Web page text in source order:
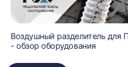
Воздушный разделитель для
- обзор оборудования